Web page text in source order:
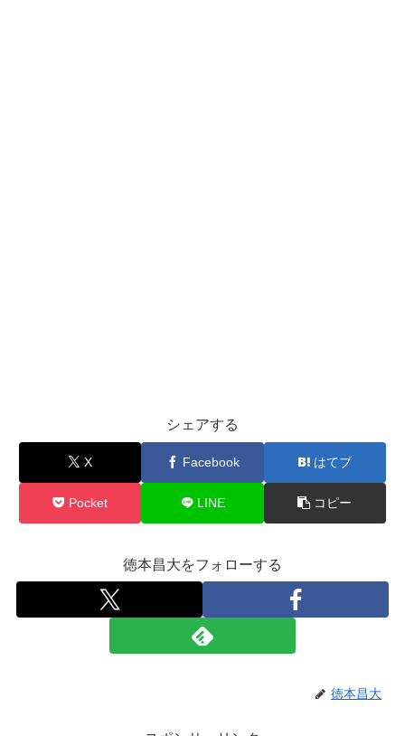
シェアする
X Facebook はてブ
Pocket LINE コピー
徳本昌大をフォローする
徳本昌大